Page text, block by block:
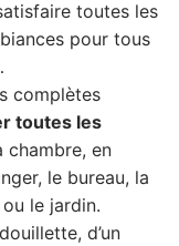
toutes les
pour tous
complètes
toutes les
chambre, en
le bureau, la
le jardin.
d’un